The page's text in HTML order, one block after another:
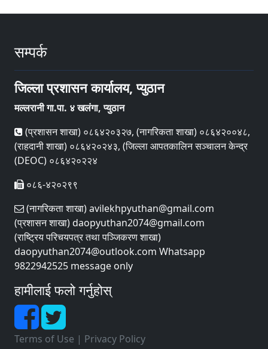
सम्पर्क
जिल्ला प्रशासन कार्यालय, प्युठान
मल्लरानी गा.पा. ४ खलंगा, प्युठान
(प्रशासन शाखा) ०८६४२०३२७, (नागरिकता शाखा) ०८६४२००४८,
(राहदानी शाखा) ०८६४२०२४३, (जिल्ला आपतकालिन सञ्चालन केन्द्र
(DEOC) ०८६४२०२२४
०८६-४२०२९९
(नागरिकता शाखा) avilekhpyuthan@gmail.com
(प्रशासन शाखा) daopyuthan2074@gmail.com
(राष्ट्रिय परिचयपत्र तथा पञ्‍जिकरण शाखा)
daopyuthan2074@outlook.com Whatsapp
9822942525 message only
हामीलाई फलो गर्नुहोस्
Terms of Use | Privacy Policy